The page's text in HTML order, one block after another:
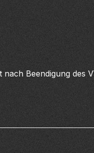
Beendigung des